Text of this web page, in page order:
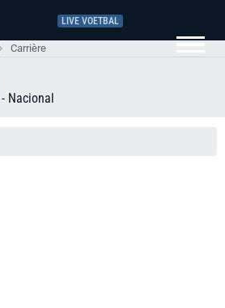
LIVE VOETBAL
Carrière
- Nacional